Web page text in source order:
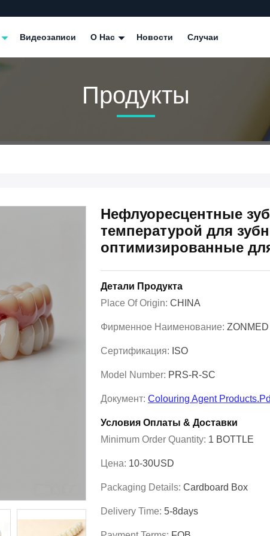
Видеозаписи О Нас Новости Случаи
Продукты
Нефлуоресцентные
температурой для
оптимизированные
Детали Продукта
Place Of Origin: CHINA
Фирменное Наименование: ZONMED
Сертификация: ISO
Model Number: PRS-R-SC
Документ: Colouring Agent
Условия Оплаты & Доставки
Minimum Order Quantity: 1 BOTTLE
Цена: 10-30USD
Packaging Details: Cardboard Box
Delivery Time: 5-8days